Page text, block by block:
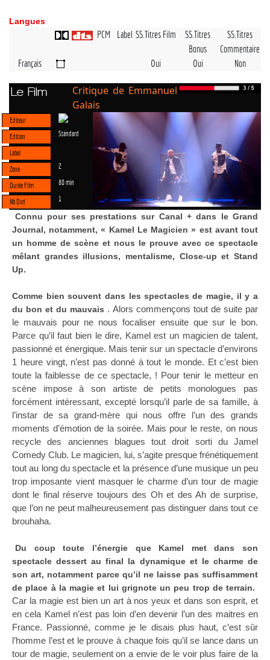
Langues
PCM Label SS.Titres Film
SS.Titres
Bonus
SS.Titres
Commentaire
Français
Oui Oui Non
Le Film
Critique de Emmanuel
Galais
Editeur
Edition
Standard
Label
Zone
2
Durée Film 80 min
Nb Dvd 1
Connu pour ses prestations sur Canal + dans le Grand
Journal, notamment, « Kamel Le Magicien » est avant tout
un homme de scène et nous le prouve avec ce spectacle
mêlant grandes illusions, mentalisme, Close-up et Stand
Up.
Comme bien souvent dans les spectacles de magie, il y a
du bon et du mauvais . Alors commençons tout de suite par
le mauvais pour ne nous focaliser ensuite que sur le bon.
Parce qu’il faut bien le dire, Kamel est un magicien de talent,
passionné et énergique. Mais tenir sur un spectacle d’environs
1 heure vingt, n’est pas donné à tout le monde. Et c’est bien
toute la faiblesse de ce spectacle, ! Pour tenir le metteur en
scène impose à son artiste de petits monologues pas
forcément intéressant, excepté lorsqu’il parle de sa famille, à
l’instar de sa grand-mère qui nous offre l’un des grands
moments d’émotion de la soirée. Mais pour le reste, on nous
recycle des anciennes blagues tout droit sorti du Jamel
Comedy Club. Le magicien, lui, s’agite presque frénétiquement
tout au long du spectacle et la présence d’une musique un peu
trop imposante vient masquer le charme d’un tour de magie
dont le final réserve toujours des Oh et des Ah de surprise,
que l’on ne peut malheureusement pas distinguer dans tout ce
brouhaha.
Du coup toute l’énergie que Kamel met dans son
spectacle dessert au final la dynamique et le charme de
son art, notamment parce qu’il ne laisse pas suffisamment
de place à la magie et lui grignote un peu trop de terrain.
Car la magie est bien un art à nos yeux et dans son esprit, et
en cela Kamel n’est pas loin d’en devenir l’un des maitres en
France. Passionné, comme je le disais plus haut, c’est sûr
l’homme l’est et le prouve à chaque fois qu’il se lance dans un
tour de magie, seulement on a envie de le voir plus faire de la